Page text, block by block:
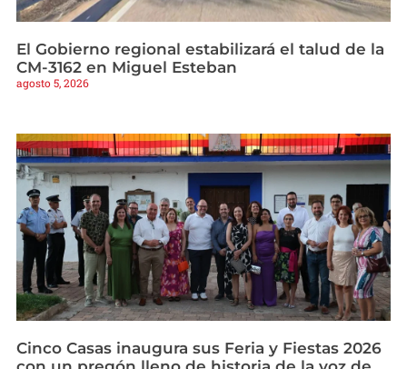
El Gobierno regional estabilizará el talud de la
CM-3162 en Miguel Esteban
agosto 5, 2026
Cinco Casas inaugura sus Feria y Fiestas 2026